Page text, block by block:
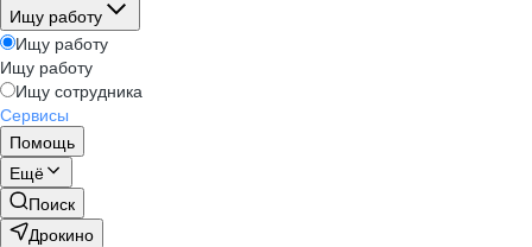
Ищу работу
Ищу работу
Ищу работу
Ищу сотрудника
Сервисы
Помощь
Ещё
Поиск
Дрокино